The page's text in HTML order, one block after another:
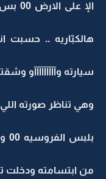
الإ
هالكبّاريه ..
سيارته وآآآآآآآآآو
من ابتسامته ودخلت